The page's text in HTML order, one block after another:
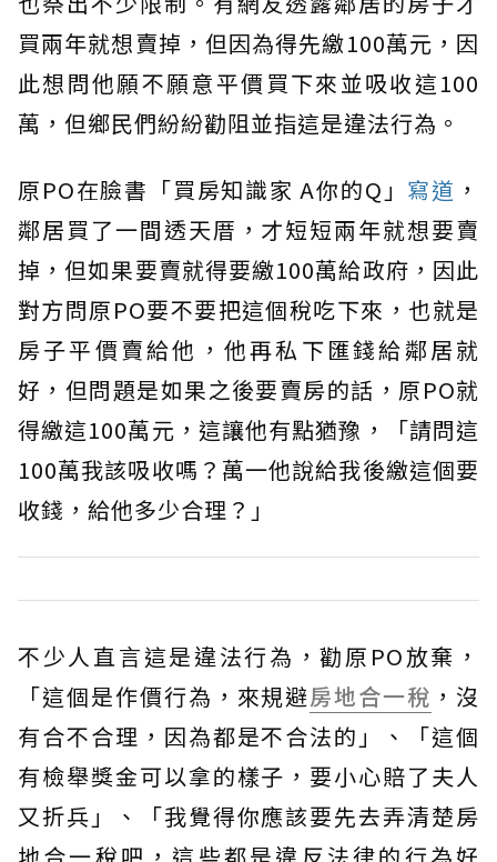
買兩年就想賣掉，但因為得先繳100萬元，因
此想問他願不願意平價買下來並吸收這100
萬，但鄉民們紛紛勸阻並指這是違法行為。
原PO在臉書「買房知識家 A你的Q」 寫道 ，
鄰居買了一間透天厝，才短短兩年就想要賣
掉，但如果要賣就得要繳100萬給政府，因此
對方問原PO要不要把這個稅吃下來，也就是
房子平價賣給他，他再私下匯錢給鄰居就
好，但問題是如果之後要賣房的話，原PO就
得繳這100萬元，這讓他有點猶豫，「請問這
100萬我該吸收嗎？萬一他說給我後繳這個要
收錢，給他多少合理？」
不少人直言這是違法行為，勸原PO放棄，
「這個是作價行為，來規避房地合一稅 ，沒
有合不合理，因為都是不合法的」、「這個
有檢舉獎金可以拿的樣子，要小心賠了夫人
又折兵」、「我覺得你應該要先去弄清楚房